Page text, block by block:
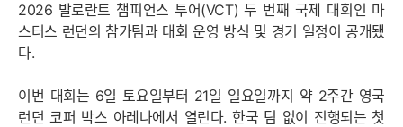
2026 발로란트 챔피언스 투어(VCT) 두 번째 국제 대회인 마
스터스 런던의 참가팀과 대회 운영 방식 및 경기 일정이 공개됐
다.
이번 대회는 6일 토요일부터 21일 일요일까지 약 2주간 영국
런던 코퍼 박스 아레나에서 열린다. 한국 팀 없이 진행되는 첫